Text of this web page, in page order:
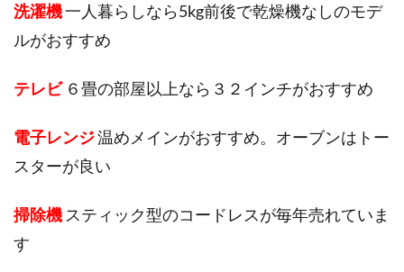
洗濯機一人暮らしなら5kg前後で乾燥機なしのモデ
ルがおすすめ
テレビ６畳の部屋以上なら３２インチがおすすめ
電子レンジ温めメインがおすすめ。オーブンはトー
スターが良い
掃除機 スティック型のコードレスが毎年売れていま
す